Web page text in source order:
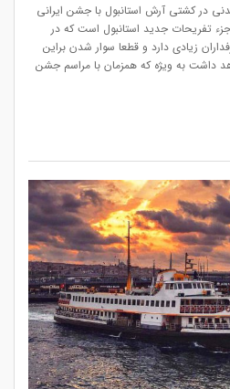
در کشتی آرش استانبول با جشن ایرانی
تفریحات جدید استانبول است که در
زیادی دارد و قطعا سوار شدن براین
داشت به ویژه که همزمان با مراسم جشن